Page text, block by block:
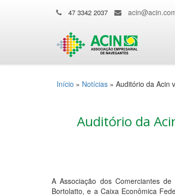
47 3342 2037
Início » Notícias » Auditório da Acin
Auditório da
A Associação dos Comerciantes
Bortolatto, e a Caixa Econômica